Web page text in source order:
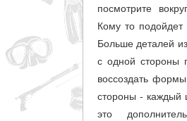
посмотрите
Кому то
Больше деталей
с одной стороны
воссоздать
стороны - каждый
это